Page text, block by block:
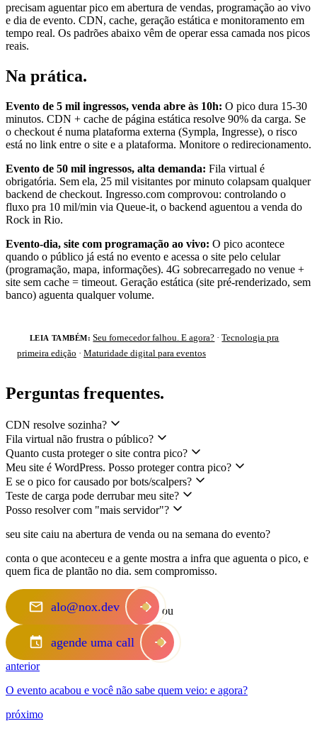
precisam aguentar pico em abertura de vendas, programação ao vivo
e dia de evento. CDN, cache, geração estática e monitoramento em
tempo real. Os padrões abaixo vêm de operar essa camada nos picos
reais.
Na prática.
Evento de 5 mil ingressos, venda abre às 10h: O pico dura 15-30
minutos. CDN + cache de página estática resolve 90% da carga. Se
o checkout é numa plataforma externa (Sympla, Ingresse), o risco
está no link entre o site e a plataforma. Monitore o redirecionamento.
Evento de 50 mil ingressos, alta demanda: Fila virtual é
obrigatória. Sem ela, 25 mil visitantes por minuto colapsam qualquer
backend de checkout. Ingresso.com comprovou: controlando o
fluxo pra 10 mil/min via Queue-it, o backend aguentou a venda do
Rock in Rio.
Evento-dia, site com programação ao vivo: O pico acontece
quando o público já está no evento e acessa o site pelo celular
(programação, mapa, informações). 4G sobrecarregado no venue +
site sem cache = timeout. Geração estática (site pré-renderizado, sem
banco) aguenta qualquer volume.
LEIA TAMBÉM: Seu fornecedor falhou. E agora? ·Tecnologia pra
primeira edição · Maturidade digital para eventos
Perguntas frequentes.
CDN resolve sozinha?
Fila virtual não frustra o público?
Quanto custa proteger o site contra pico?
Meu site é WordPress. Posso proteger contra pico?
E se o pico for causado por bots/scalpers?
Teste de carga pode derrubar meu site?
Posso resolver com "mais servidor"?
seu site caiu na abertura de venda ou na semana do evento?
conta o que aconteceu e a gente mostra a infra que aguenta o pico, e
quem fica de plantão no dia. sem compromisso.
alo@nox.dev ou
agende uma call
anterior
O evento acabou e você não sabe quem veio: e agora?
próximo